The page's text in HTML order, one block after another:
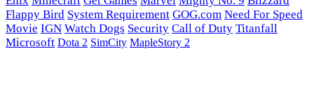
Flappy Bird System Requirement GOG.com Need For Speed
Movie IGN Watch Dogs Security Call of Duty Titanfall
Microsoft Dota 2 SimCity MapleStory 2